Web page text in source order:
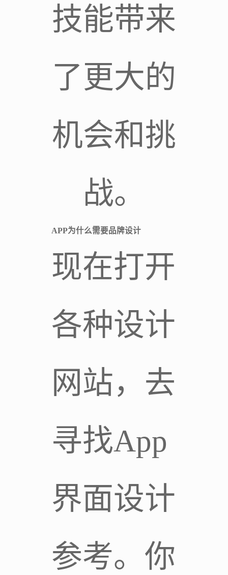
技能带来
了更大的
机会和挑
战。
APP为什么需要品牌设计
现在打开
各种设计
网站，去
寻找App
界面设计
参考。你